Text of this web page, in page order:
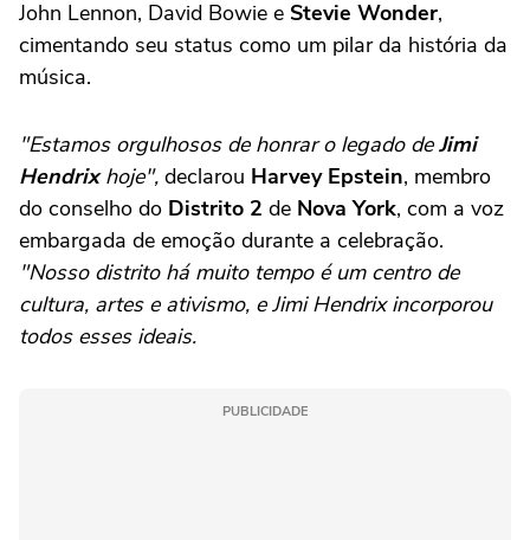
John Lennon, David Bowie e Stevie Wonder,
cimentando seu status como um pilar da história da
música.
"Estamos orgulhosos de honrar o legado deJimi
Hendrixhoje", declarou Harvey Epstein, membro
do conselho do Distrito 2 de Nova York, com a voz
embargada de emoção durante a celebração.
"Nosso distrito há muito tempo é um centro de
cultura, artes e ativismo, e Jimi Hendrix incorporou
todos esses ideais.
PUBLICIDADE